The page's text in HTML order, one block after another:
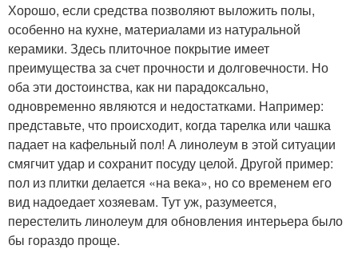
Хорошо, если средства позволяют выложить полы,
особенно на кухне, материалами из натуральной
керамики. Здесь плиточное покрытие имеет
преимущества за счет прочности и долговечности. Но
оба эти достоинства, как ни парадоксально,
одновременно являются и недостатками. Например:
представьте, что происходит, когда тарелка или чашка
падает на кафельный пол! А линолеум в этой ситуации
смягчит удар и сохранит посуду целой. Другой пример:
пол из плитки делается «на века», но со временем его
вид надоедает хозяевам. Тут уж, разумеется,
перестелить линолеум для обновления интерьера было
бы гораздо проще.